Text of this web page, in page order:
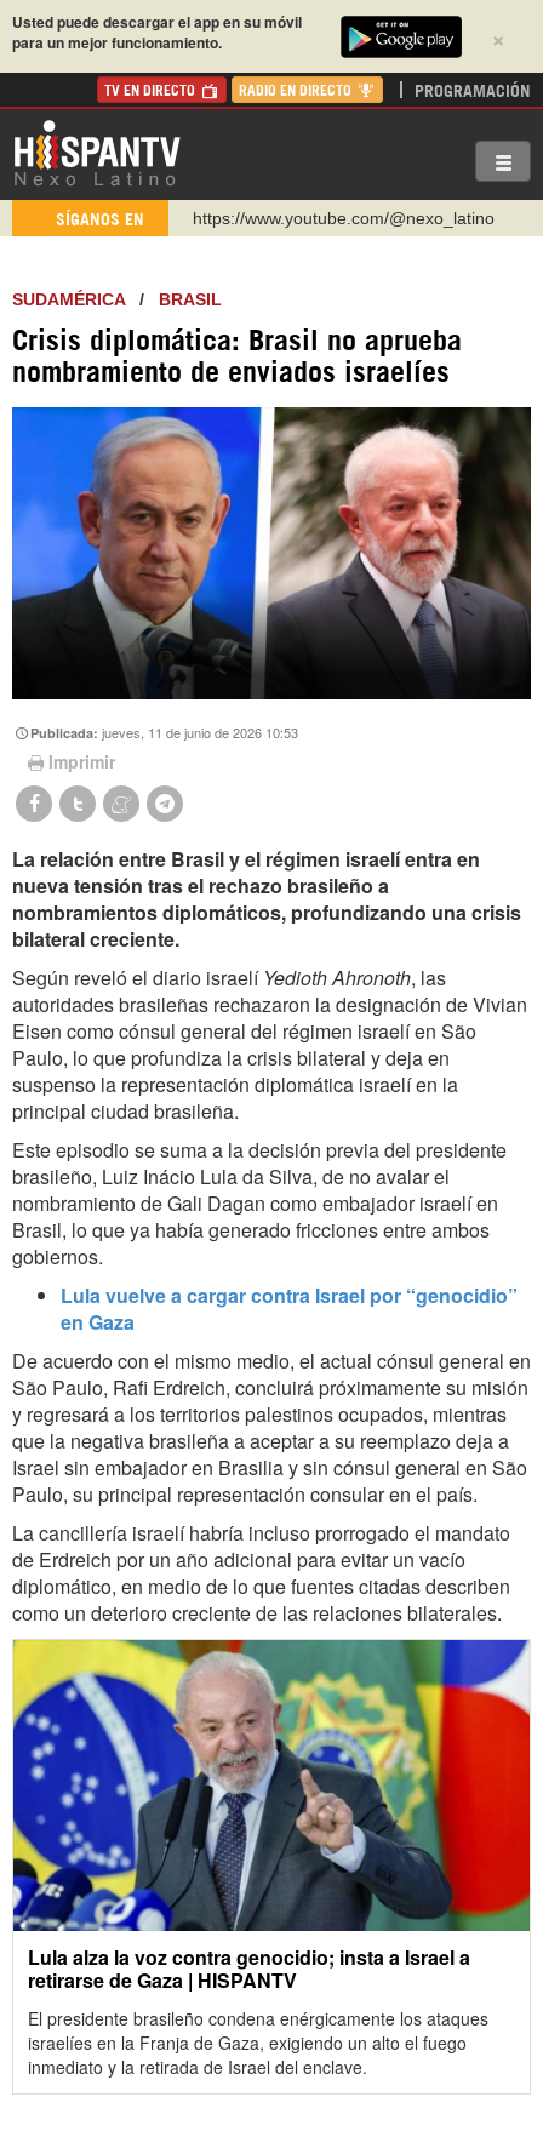
×
Usted puede descargar el app en su móvil
para un mejor funcionamiento.
TV EN DIRECTO RADIO EN DIRECTO PROGRAMACIÓN
SÍGANOS EN
https://www.youtube.com/@nexo_latino
https://t.me/hispantvcanal
https://urmedium.com/c/hispantv
WhatsApp y Viber: +98 921 79 29 404
https://www.facebook.com/Nexolatino.Canal
SUDAMÉRICA/ BRASIL
Crisis diplomática: Brasil no aprueba
nombramiento de enviados israelíes
Publicada:jueves, 11 de junio de 2026 10:53
Imprimir
La relación entre Brasil y el régimen israelí entra en
nueva tensión tras el rechazo brasileño a
nombramientos diplomáticos, profundizando una crisis
bilateral creciente.
Según reveló el diario israelí Yedioth Ahronoth, las
autoridades brasileñas rechazaron la designación de Vivian
Eisen como cónsul general del régimen israelí en São
Paulo, lo que profundiza la crisis bilateral y deja en
suspenso la representación diplomática israelí en la
principal ciudad brasileña.
Este episodio se suma a la decisión previa del presidente
brasileño, Luiz Inácio Lula da Silva, de no avalar el
nombramiento de Gali Dagan como embajador israelí en
Brasil, lo que ya había generado fricciones entre ambos
gobiernos.
Lula vuelve a cargar contra Israel por “genocidio”
en Gaza
De acuerdo con el mismo medio, el actual cónsul general en
São Paulo, Rafi Erdreich, concluirá próximamente su misión
y regresará a los territorios palestinos ocupados, mientras
que la negativa brasileña a aceptar a su reemplazo deja a
Israel sin embajador en Brasilia y sin cónsul general en São
Paulo, su principal representación consular en el país.
La cancillería israelí habría incluso prorrogado el mandato
de Erdreich por un año adicional para evitar un vacío
diplomático, en medio de lo que fuentes citadas describen
como un deterioro creciente de las relaciones bilaterales.
Lula alza la voz contra genocidio; insta a Israel a
retirarse de Gaza | HISPANTV
El presidente brasileño condena enérgicamente los ataques
israelíes en la Franja de Gaza, exigiendo un alto el fuego
inmediato y la retirada de Israel del enclave.